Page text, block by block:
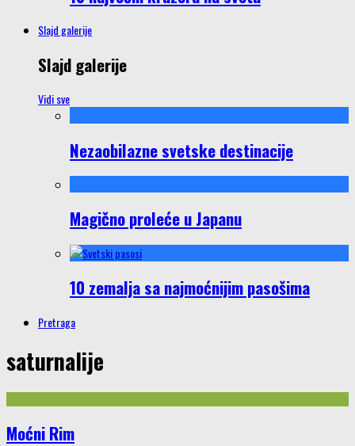
Slajd galerije
Slajd galerije
Vidi sve
Nezaobilazne svetske destinacije
Magično proleće u Japanu
10 zemalja sa najmoćnijim pasošima
Pretraga
saturnalije
Moćni Rim